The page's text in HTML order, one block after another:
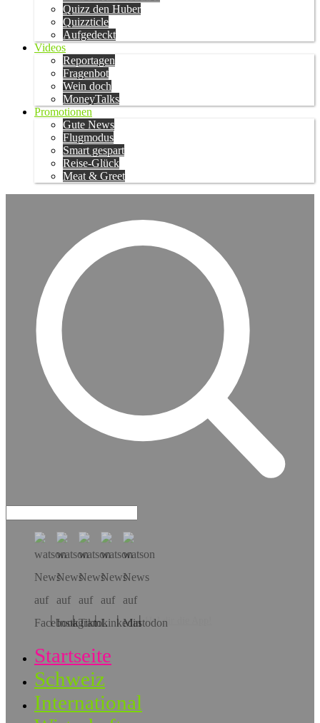
Quizz den Huber
Quizzticle
Aufgedeckt
Videos
Reportagen
Fragenbot
Wein doch
MoneyTalks
Promotionen
Gute News
Flugmodus
Smart gespart
Reise-Glück
Meat & Greet
Hol dir die App!
Startseite
Schweiz
International